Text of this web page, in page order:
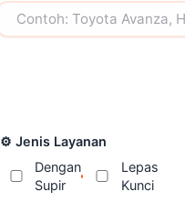
⚙️ Jenis Layanan
Dengan
Supir
Lepas
Kunci